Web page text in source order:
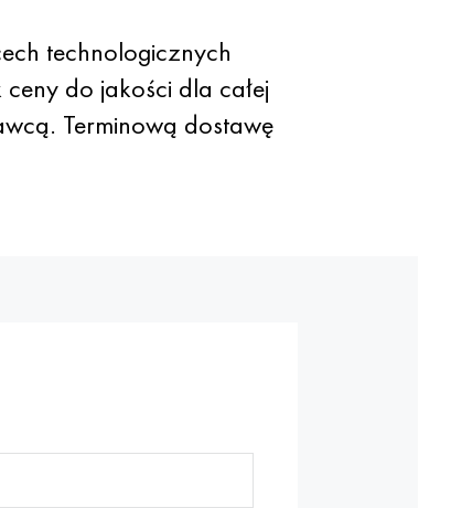
technologicznych
do jakości dla całej
Terminową dostawę